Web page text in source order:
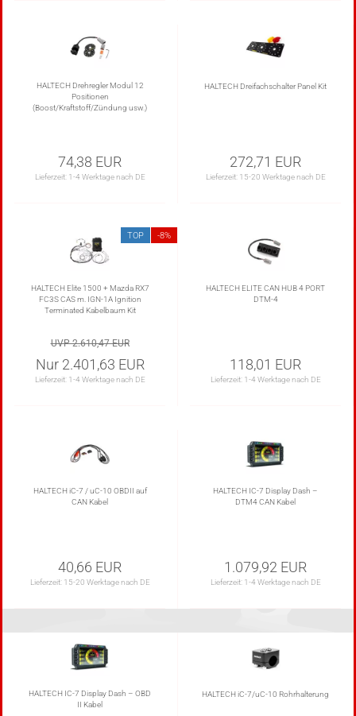
HALTECH Drehregler Modul 12
Positionen
(Boost/Kraftstoff/Zündung usw.)
74,38 EUR
Lieferzeit: 1-4 Werktage nach DE
HALTECH Dreifachschalter Panel Kit
272,71 EUR
Lieferzeit: 15-20 Werktage nach DE
TOP -8%
HALTECH Elite 1500 + Mazda RX7
FC3S CAS m. IGN-1A Ignition
Terminated Kabelbaum Kit
UVP 2.610,47 EUR
Nur 2.401,63 EUR
Lieferzeit: 1-4 Werktage nach DE
HALTECH ELITE CAN HUB 4 PORT
DTM-4
118,01 EUR
Lieferzeit: 1-4 Werktage nach DE
HALTECH iC-7 / uC-10 OBDII auf
CAN Kabel
40,66 EUR
Lieferzeit: 15-20 Werktage nach DE
HALTECH IC-7 Display Dash –
DTM4 CAN Kabel
1.079,92 EUR
Lieferzeit: 1-4 Werktage nach DE
HALTECH IC-7 Display Dash – OBD
II Kabel
HALTECH iC-7/uC-10 Rohrhalterung